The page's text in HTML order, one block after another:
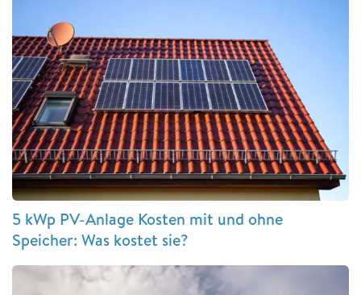
5 kWp PV-Anlage Kosten mit und ohne
Speicher: Was kostet sie?